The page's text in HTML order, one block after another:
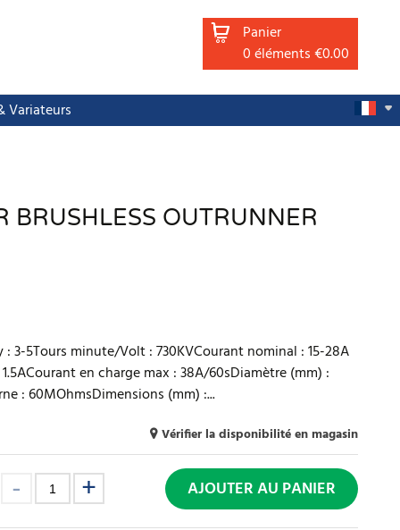
Panier
0éléments€0.00
Variateurs
OUTRUNNER
3-5Tours minute/Volt : 730KVCourant nominal : 15-28A
en charge max : 38A/60sDiamètre (mm) :
: 60MOhmsDimensions (mm) :...
Vérifier la disponibilité en magasin
AJOUTER AU PANIER